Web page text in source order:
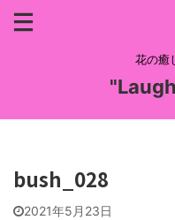
花の癒
bush_028
2021年5月23日